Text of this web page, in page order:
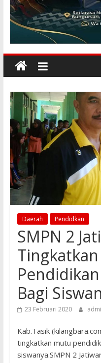
Membuka
Dunia
Daerah Pendidkan
SMPN 2
Bagi
23 Februari 2020
Kab.Tasik
tingkatkan mutu
siswanya.SMPN 2